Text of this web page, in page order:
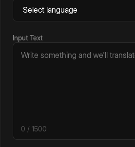
Input Text
0 / 1500